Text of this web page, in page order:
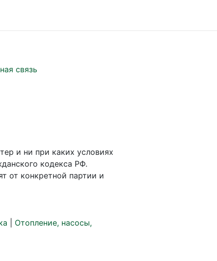
связь
и ни при каких условиях
кодекса РФ.
от конкретной партии и
Отопление, насосы,